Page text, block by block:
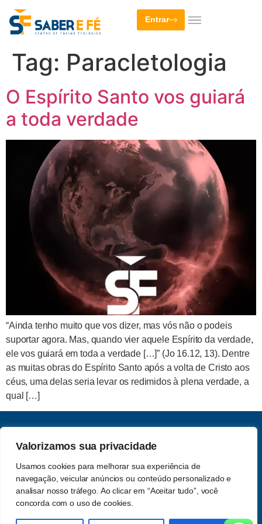
Valorizamos sua privacidade
Usamos cookies para melhorar sua experiência de
navegação, veicular anúncios ou conteúdo personalizado e
analisar nosso tráfego. Ao clicar em “Aceitar tudo”, você
concorda com o uso de cookies.
Entrar
Tag: Paracletologia
O Espírito Santo vos guiará
a toda verdade
“Ainda tenho muito que vos dizer, mas vós não o podeis
suportar agora. Mas, quando vier aquele Espírito da verdade,
ele vos guiará em toda a verdade […]” (Jo 16.12, 13). Dentre
as muitas obras do Espírito Santo após a volta de Cristo aos
céus, uma delas seria levar os redimidos à plena verdade, a
qual […]
Acompanhe-nos nas redes
sociais
CNPJ: 62.357.060.0001-13
Saber e Fé Teologia LTDA
Política de Privacidade